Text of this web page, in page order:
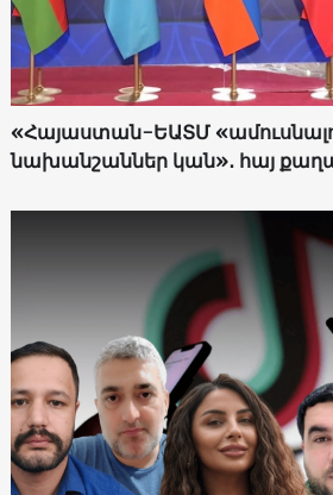
«Հայաստան-ԵԱՏՄ
նախանշաններ կան»․ հայ